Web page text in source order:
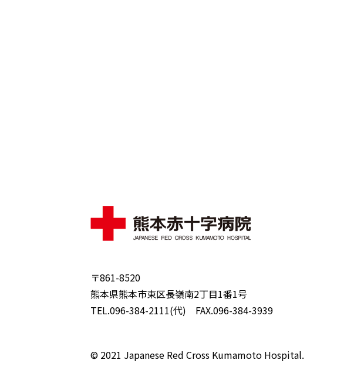
〒861-8520
熊本県熊本市東区長嶺南2丁目1番1号
TEL.096-384-2111(代) FAX.096-384-3939
© 2021 Japanese Red Cross Kumamoto Hospital.